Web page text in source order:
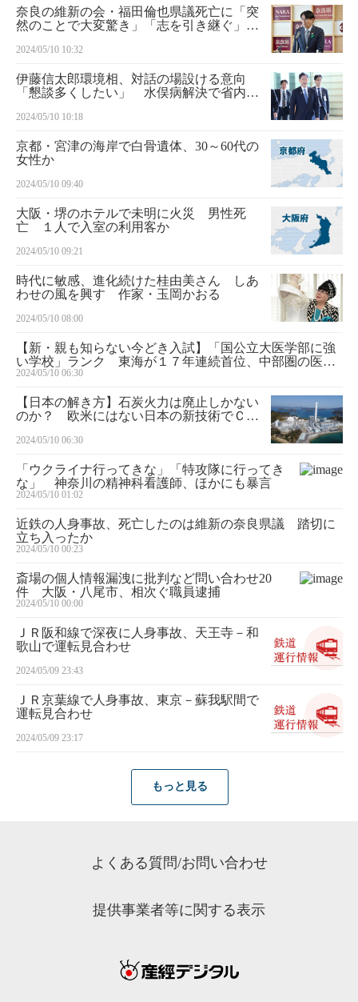
奈良の維新の会・福田倫也県議死亡に「突
然のことで大変驚き」「志を引き継ぐ」奈
2024/05/10 10:32
伊藤信太郎環境相、対話の場設ける意向
「懇談多くしたい」 水俣病解決で省内体
2024/05/10 10:18
京都・宮津の海岸で白骨遺体、30～60代の
女性か
2024/05/10 09:40
大阪・堺のホテルで未明に火災 男性死
亡 １人で入室の利用客か
2024/05/10 09:21
時代に敏感、進化続けた桂由美さん しあ
わせの風を興す 作家・玉岡かおる
2024/05/10 08:00
【新・親も知らない今どき入試】「国公立大医学部に強
い学校」ランク 東海が１７年連続首位、中部圏の医学
部集中も追い風 上位は私立の中高一貫校が占める
2024/05/10 06:30
【日本の解き方】石炭火力は廃止しかない
のか？ 欧米にはない日本の新技術でＣＯ
を
2024/05/10 06:30
「ウクライナ行ってきな」「特攻隊に行ってき
な」 神奈川の精神科看護師、ほかにも暴言
2024/05/10 01:02
近鉄の人身事故、死亡したのは維新の奈良県議 踏切に
立ち入ったか
2024/05/10 00:23
斎場の個人情報漏洩に批判など問い合わせ20
件 大阪・八尾市、相次ぐ職員逮捕
2024/05/10 00:00
ＪＲ阪和線で深夜に人身事故、天王寺－和
歌山で運転見合わせ
2024/05/09 23:43
ＪＲ京葉線で人身事故、東京－蘇我駅間で
運転見合わせ
2024/05/09 23:17
もっと見る
よくある質問/お問い合わせ
提供事業者等に関する表示